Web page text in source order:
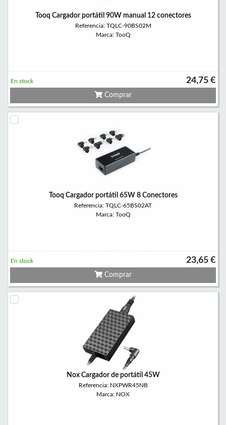
Tooq Cargador portátil 90W manual 12 conectores
Referencia: TQLC-90BS02M
Marca: TooQ
24,75 €
En stock
Comprar
Tooq Cargador portátil 65W 8 Conectores
Referencia: TQLC-65BS02AT
Marca: TooQ
23,65 €
En stock
Comprar
Nox Cargador de portátil 45W
Referencia: NXPWR45NB
Marca: NOX